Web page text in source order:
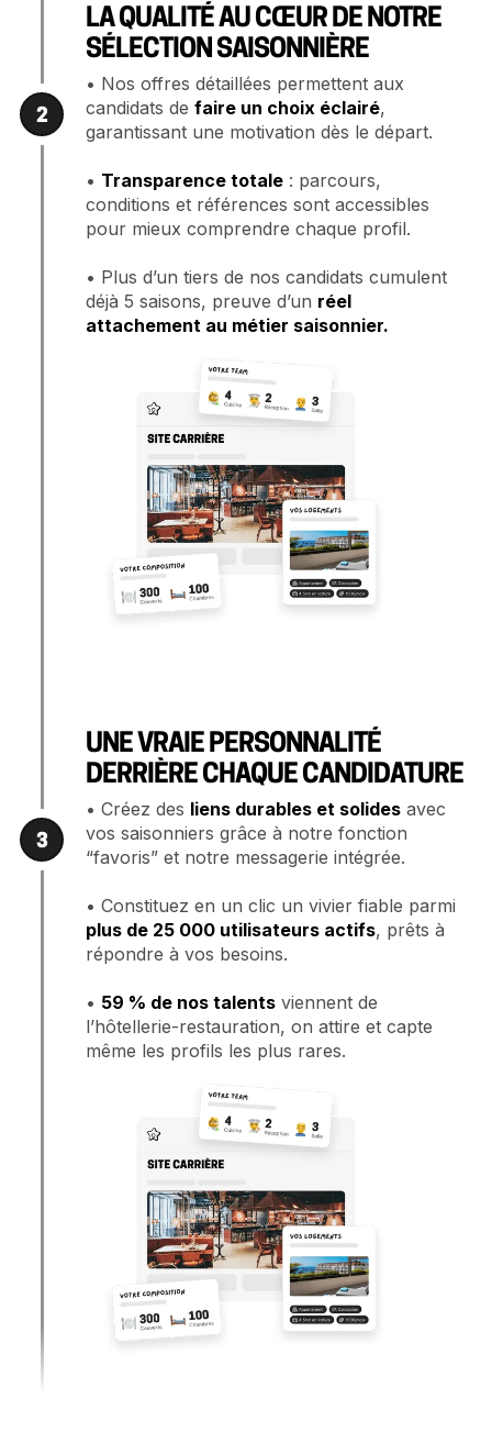
2
LA QUALITÉ AU CŒUR DE NOTRE
SÉLECTION SAISONNIÈRE
• Nos offres détaillées permettent aux
candidats defaire un choix éclairé,
garantissant une motivation dès le départ.
• Transparence totale : parcours,
conditions et références sont accessibles
pour mieux comprendre chaque profil.
• Plus d’un tiers de nos candidats cumulent
déjà 5 saisons, preuve d’un réel
attachement au métier saisonnier.
3
UNE VRAIE PERSONNALITÉ
DERRIÈRE CHAQUE CANDIDATURE
• Créez des liens durables et solides avec
vos saisonniers grâce à notre fonction
“favoris” et notre messagerie intégrée.
• Constituez en un clic un vivier fiable parmi
plus de 25 000 utilisateurs actifs, prêts à
répondre à vos besoins.
• 59 % de nos talents viennent de
l’hôtellerie-restauration, on attire et capte
même les profils les plus rares.